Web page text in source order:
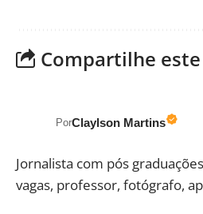
Compartilhe
PorClaylson Martins
Jornalista com pós
vagas, professor, fotógrafo,